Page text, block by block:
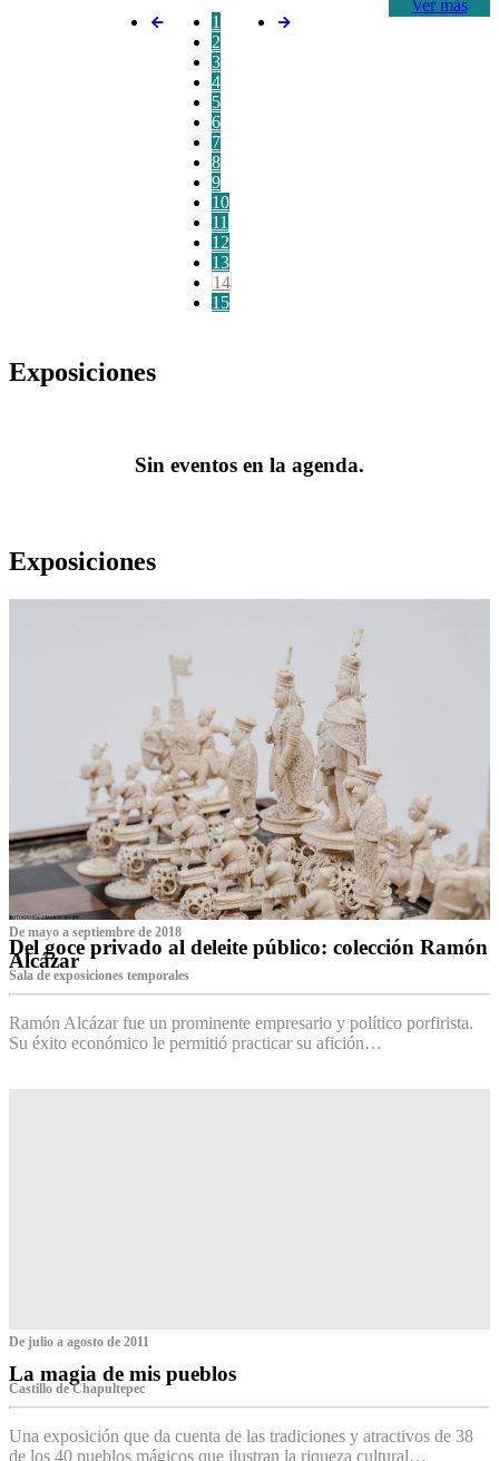
Ver más
1
2
3
4
5
6
7
8
9
10
11
12
13
14
15
Exposiciones
Sin eventos en la agenda.
Exposiciones
De mayo a septiembre de 2018
Del goce privado al deleite público: colección Ramón
Alcázar
Sala de exposiciones temporales
Ramón Alcázar fue un prominente empresario y político porfirista.
Su éxito económico le permitió practicar su afición…
De julio a agosto de 2011
La magia de mis pueblos
Castillo de Chapultepec
Una exposición que da cuenta de las tradiciones y atractivos de 38
de los 40 pueblos mágicos que ilustran la riqueza cultural…